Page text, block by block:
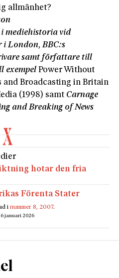
allmänhet?
i mediehistoria vid
i London, BBC:s
samt författare till
exempel Power ­Without
and Broadcasting in Britain
(1998) samt Carnage
and Breaking of News
hotar den fria
Förenta Stater
inummer 8, 2007.
januari 2026